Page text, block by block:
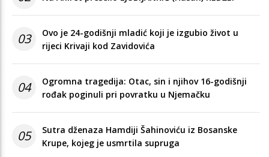
03
Ovo je 24-godišnji mladić koji je izgubio život u
rijeci Krivaji kod Zavidovića
04
Ogromna tragedija: Otac, sin i njihov 16-godišnji
rođak poginuli pri povratku u Njemačku
05
Sutra dženaza Hamdiji Šahinoviću iz Bosanske
Krupe, kojeg je usmrtila supruga